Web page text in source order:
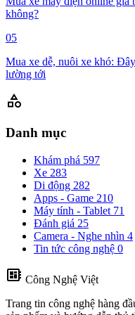
không?
05
Mua xe dễ, nuôi xe khó:
lường tới
category
Danh mục
Khám phá 597
Xe 283
Di động 282
Apps - Game 210
Máy tính - Tablet 71
Đánh giá 25
Camera - Nghe nhìn 4
Tin tức công nghệ 0
developer_board Công Nghệ Việt
Trang tin công nghệ hàng